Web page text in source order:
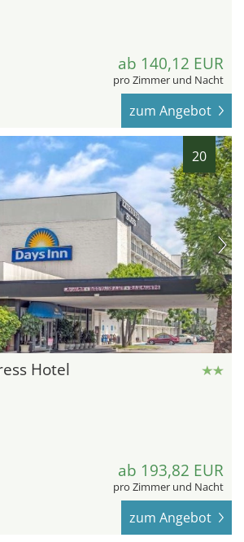
ab 140,12 EUR
pro Zimmer und Nacht
zum Angebot
20
Hotel
ab 193,82 EUR
pro Zimmer und Nacht
zum Angebot